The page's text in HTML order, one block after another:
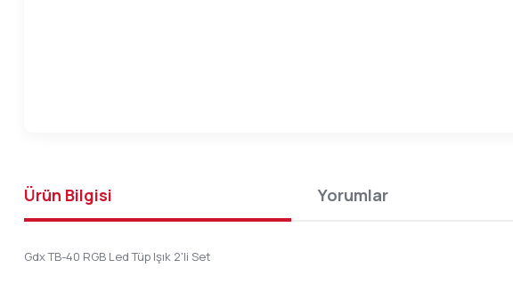
Ürün Bilgisi Yorumlar
Gdx TB-40 RGB Led Tüp Işık 2'li Set